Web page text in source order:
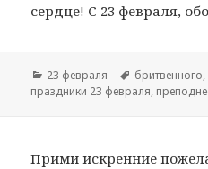
сердце! С 23 февраля,
Рубрики
23 февраля Метки
бритвенного,
праздники 23 февраля,
Прими искренние